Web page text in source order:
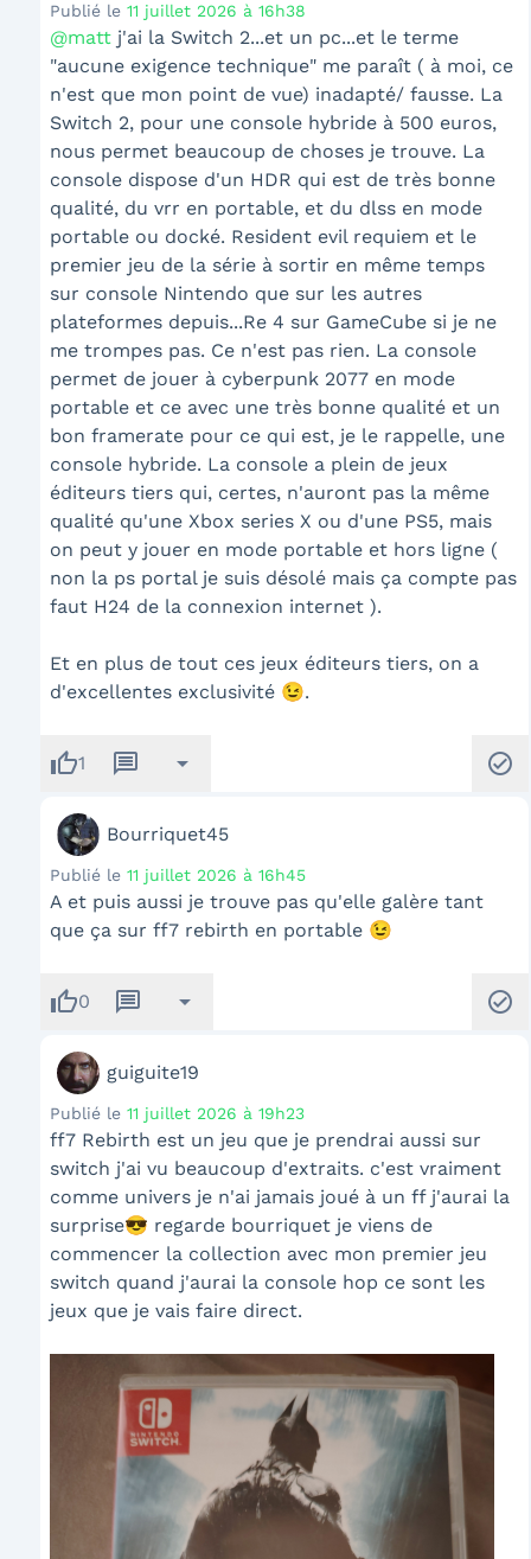
Publié le 11 juillet 2026 à 16h38
@matt j'ai la Switch 2...et un pc...et le terme
"aucune exigence technique" me paraît ( à moi, ce
n'est que mon point de vue) inadapté/ fausse. La
Switch 2, pour une console hybride à 500 euros,
nous permet beaucoup de choses je trouve. La
console dispose d'un HDR qui est de très bonne
qualité, du vrr en portable, et du dlss en mode
portable ou docké. Resident evil requiem et le
premier jeu de la série à sortir en même temps
sur console Nintendo que sur les autres
plateformes depuis...Re 4 sur GameCube si je ne
me trompes pas. Ce n'est pas rien. La console
permet de jouer à cyberpunk 2077 en mode
portable et ce avec une très bonne qualité et un
bon framerate pour ce qui est, je le rappelle, une
console hybride. La console a plein de jeux
éditeurs tiers qui, certes, n'auront pas la même
qualité qu'une Xbox series X ou d'une PS5, mais
on peut y jouer en mode portable et hors ligne (
non la ps portal je suis désolé mais ça compte pas
faut H24 de la connexion internet ).
Et en plus de tout ces jeux éditeurs tiers, on a
d'excellentes exclusivité 😉.
thumb_up1 message arrow_drop_down check_circle
Bourriquet45
Publié le 11 juillet 2026 à 16h45
A et puis aussi je trouve pas qu'elle galère tant
que ça sur ff7 rebirth en portable 😉
thumb_up0 message arrow_drop_down check_circle
guiguite19
Publié le 11 juillet 2026 à 19h23
ff7 Rebirth est un jeu que je prendrai aussi sur
switch j'ai vu beaucoup d'extraits. c'est vraiment
comme univers je n'ai jamais joué à un ff j'aurai la
surprise😎 regarde bourriquet je viens de
commencer la collection avec mon premier jeu
switch quand j'aurai la console hop ce sont les
jeux que je vais faire direct.